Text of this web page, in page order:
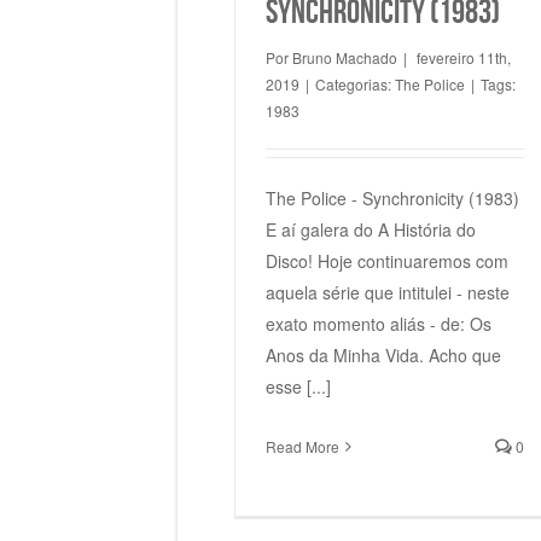
Synchronicity (1983)
Por Bruno Machado | fevereiro 11th,
2019 | Categorias:The Police | Tags:
1983
The Police - Synchronicity (1983)
E aí galera do A História do
Disco! Hoje continuaremos com
aquela série que intitulei - neste
exato momento aliás - de: Os
Anos da Minha Vida. Acho que
esse [...]
Read More 0